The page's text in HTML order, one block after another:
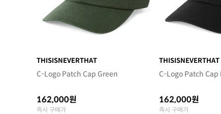
THISISNEVERTHAT
C-Logo Patch Cap Green
162,000원
즉시 구매가
THISISNEVERTHAT
C-Logo Patch Cap
162,000원
즉시 구매가